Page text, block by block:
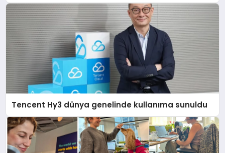
Tencent Hy3 dünya genelinde kullanıma sunuldu